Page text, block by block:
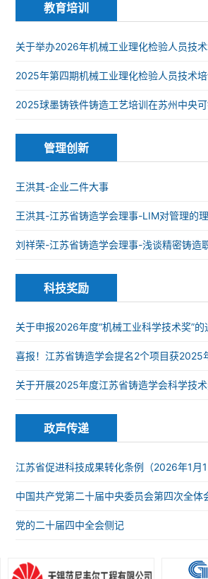
教育培训
关于举办2026年机械工业理化检验人员技
2025年第四期机械工业理化检验人员技术
2025球墨铸铁件铸造工艺培训在苏州中央
功举办
管理创新
王洪其-企业二件大事
王洪其-江苏省铸造学会理事-LIM对管理的
刘祥荣-江苏省铸造学会理事-浅谈精密铸造
炉安全
科技奖励
关于申报2026年度“机械工业科学技术奖”的
喜报！江苏省铸造学会提名2个项目获2025
科学技术奖”
关于开展2025年度江苏省铸造学会科学技
通知
政声传递
江苏省促进科技成果转化条例（2026年1月1
中国共产党第二十届中央委员会第四次全体
党的二十届四中全会侧记